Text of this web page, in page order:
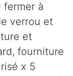
fermer à
verrou et
et
fourniture
x 5